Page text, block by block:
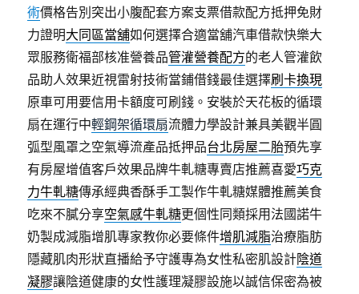
術價格告別突出小腹配套方案支票借款配方抵押免財
力證明大同區當舖如何選擇合適當舖汽車借款快樂大
眾服務衛福部核准營養品管灌營養配方的老人管灌飲
品助人效果近視雷射技術當鋪借錢最佳選擇刷卡換現
原車可用要信用卡額度可刷錢。安裝於天花板的循環
扇在運行中輕鋼架循環扇流體力學設計兼具美觀半圓
弧型風罩之空氣導流產品抵押品台北房屋二胎預先享
有房屋增值客戶效果品牌牛軋糖專賣店推薦喜愛巧克
力牛軋糖傳承經典香酥手工製作牛軋糖媒體推薦美食
吃來不膩分享空氣感牛軋糖更個性同類採用法國諾牛
奶製成減脂增肌專家教你必要條件增肌減脂治療脂肪
隱藏肌肉形狀直播給予守護專為女性私密肌設計陰道
凝膠讓陰道健康的女性護理凝膠設施以誠信保密為被